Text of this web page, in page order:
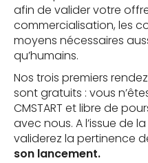
afin de valider votre
commercialisation, les
moyens nécessaires
qu’humains.
Nos trois premiers
sont gratuits : vous
CMSTART et libre de
avec nous. A l’issue de
validerez la pertinence
son lancement.